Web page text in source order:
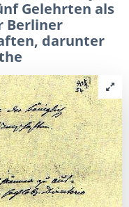
Gelehrten als
Berliner
darunter